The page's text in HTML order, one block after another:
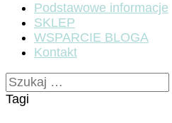
Podstawowe informacje
SKLEP
WSPARCIE BLOGA
Kontakt
Szukaj:
Tagi